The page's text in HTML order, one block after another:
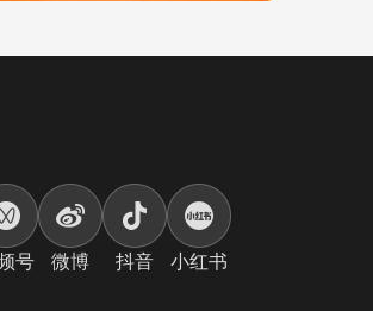
号 微博 抖音 小红书